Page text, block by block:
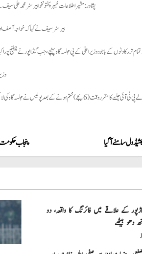
پشاور: مشیر اطلاعات خیبرپختونخوا بیرسٹر محمد علی
بیرسٹر سیف نے کہا کہ خواجہ آصف
تر رکاوٹوں کے باجود وزیراعلیٰ کے پی جلسہ گاہ پہنچے، جب گنڈاپور نے چیلنج
رہنماؤں کو اسٹیج سے اتار دیا تھا اور علی امین جلسہ ختم ہونے کے بعد پنڈال میں پہنچے تھے۔
پنجاب حکومت شیڈول سامنے آگیا
کے علاقے میں فائرنگ کا واقعہ، دو
دھو بیٹھے